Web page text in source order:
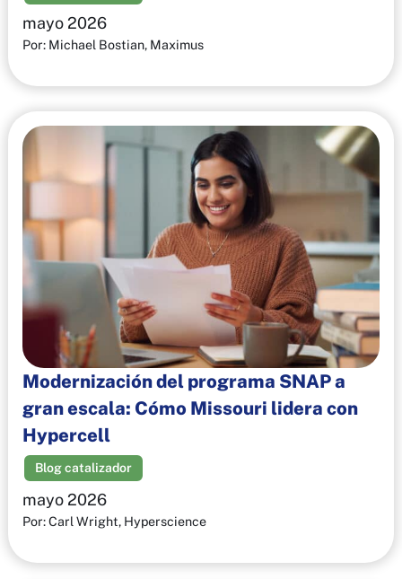
mayo 2026
Por: Michael Bostian, Maximus
Modernización del programa SNAP a
gran escala: Cómo Missouri lidera con
Hypercell
Blog catalizador
mayo 2026
Por: Carl Wright, Hyperscience